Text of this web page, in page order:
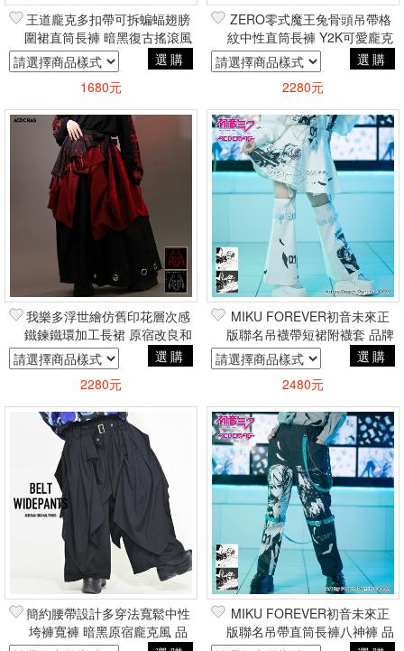
王道龐克多扣帶可拆蝙蝠翅膀
圍裙直筒長褲 暗黑復古搖滾風
品牌ACDC RAG台灣總代理
選購
1680元
ZERO零式魔王兔骨頭吊帶格
紋中性直筒長褲 Y2K可愛龐克
風 品牌ACDC RAG台灣總代
理
選購
2280元
我樂多浮世繪仿舊印花層次感
鐵鍊鐵環加工長裙 原宿改良和
風 品牌ACDC RAG台灣總代
理
選購
2280元
MIKU FOREVER初音未來正
版聯名吊襪帶短裙附襪套 品牌
ACDC RAG台灣代理選購
2480元
簡約腰帶設計多穿法寬鬆中性
垮褲寬褲 暗黑原宿龐克風 品
MIKU FOREVER初音未來正
版聯名吊帶直筒長褲八神褲 品